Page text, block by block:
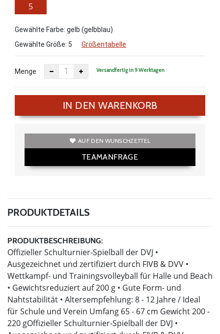
5
Gewählte Farbe: gelb (gelbblau)
Gewählte Größe: 5 Größentabelle
Menge Versandfertig in 9 Werktagen
IN DEN WARENKORB
AUF DEN WUNSCHZETTEL
TEAMANFRAGE
PRODUKTDETAILS
PRODUKTBESCHREIBUNG:
Offizieller Schulturnier-Spielball der DVJ •
Ausgezeichnet und zertifiziert durch FIVB & DVV •
Wettkampf- und Trainingsvolleyball für Halle und Beach
• Gewichtsreduziert auf 200 g • Gute Form- und
Nahtstabilität • Altersempfehlung: 8 - 12 Jahre / Ideal
für Schule und Verein Umfang 65 - 67 cm Gewicht 200 -
220 gOffizieller Schulturnier-Spielball der DVJ •